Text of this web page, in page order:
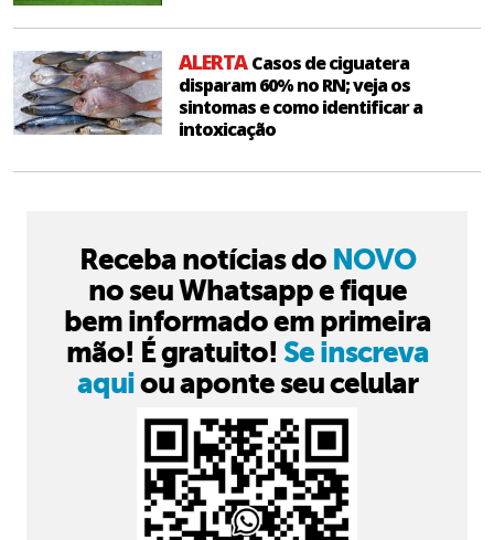
ALERTACasos de ciguatera
disparam 60% no RN; veja os
sintomas e como identificar a
intoxicação
Receba notícias do NOVO
no seu Whatsapp e fique
bem informado em primeira
mão! É gratuito! Se inscreva
aquiou aponte seu celular